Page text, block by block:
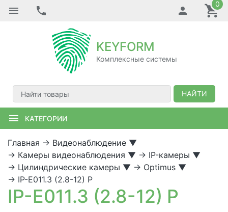
0
KEYFORM
Комплексные системы
НАЙТИ
КАТЕГОРИИ
Главная → Видеонаблюдение ▼
→ Камеры видеонаблюдения ▼ → IP-камеры ▼
→ Цилиндрические камеры ▼ → Optimus ▼
→ IP-E011.3 (2.8-12) P
IP-E011.3 (2.8-12) P